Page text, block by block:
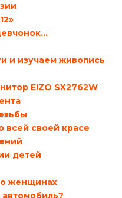
и изучаем живопись
EIZO SX2762W
всей своей красе
детей
женщинах